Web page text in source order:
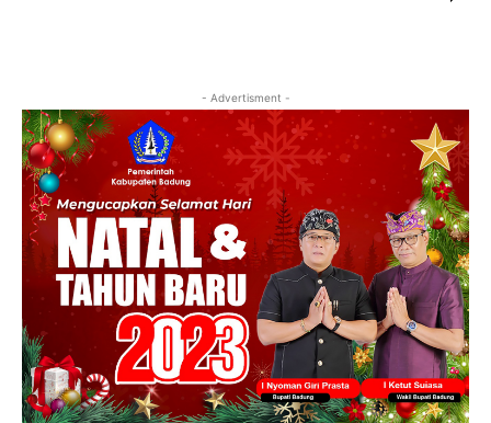
- Advertisment -